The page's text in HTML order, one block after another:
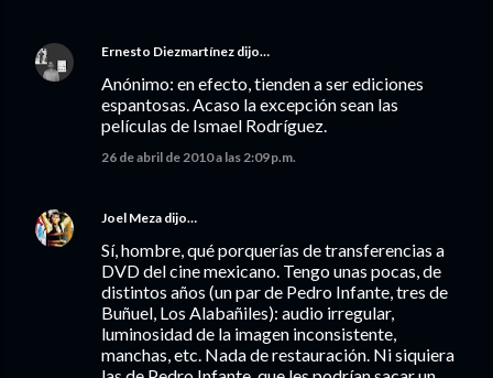
Ernesto Diezmartínez dijo…
Anónimo: en efecto, tienden a ser ediciones
espantosas. Acaso la excepción sean las
películas de Ismael Rodríguez.
26 de abril de 2010 a las 2:09 p.m.
Joel Meza dijo…
Sí, hombre, qué porquerías de transferencias a
DVD del cine mexicano. Tengo unas pocas, de
distintos años (un par de Pedro Infante, tres de
Buñuel, Los Alabañiles): audio irregular,
luminosidad de la imagen inconsistente,
manchas, etc. Nada de restauración. Ni siquiera